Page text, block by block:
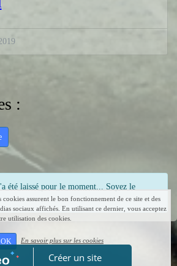
:
été laissé pour le moment... Soyez le
Créer un site
cookies assurent le bon fonctionnement de ce site et des
sociaux affichés. En utilisant ce dernier, vous acceptez
utilisation des cookies.
OK En savoir plus sur les cookies